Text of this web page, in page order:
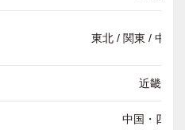
東北 / 関東 / 中部
近畿
中国・四国